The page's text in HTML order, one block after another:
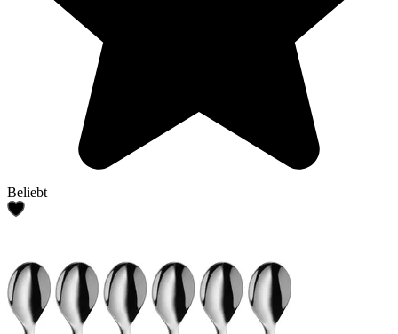
Beliebt